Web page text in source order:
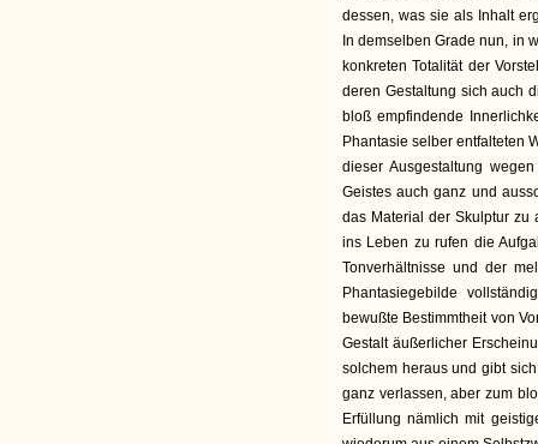
dessen, was sie als Inhalt
In demselben Grade nun, in
konkreten Totalität der
deren Gestaltung sich auch
bloß empfindende
Phantasie selber entfalteten
dieser Ausgestaltung
Geistes auch ganz und
das Material der Skulptur zu
ins Leben zu rufen die
Tonverhältnisse und der
Phantasiegebilde
bewußte Bestimmtheit von
Gestalt äußerlicher
solchem heraus und gibt
ganz verlassen, aber zum
Erfüllung nämlich mit